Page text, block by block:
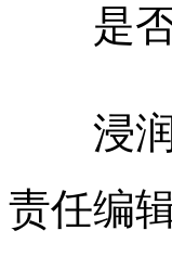
是否
浸润
责任编